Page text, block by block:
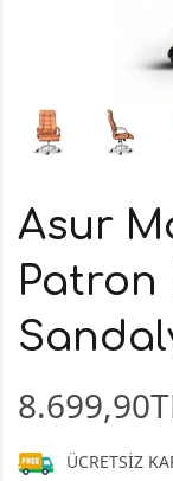
Asur
Patron
ÜCRETSİZ